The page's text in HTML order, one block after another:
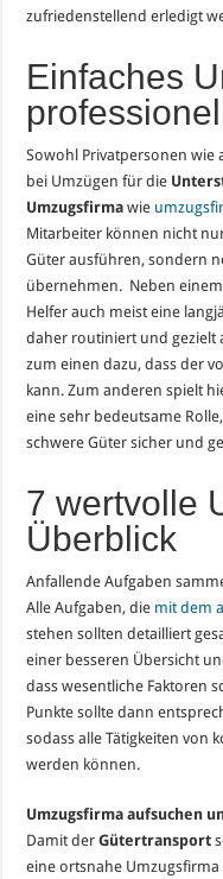
zufriedenstellend erledigt
Einfaches
Sowohl Privatpersonen
bei Umzügen für die
Umzugsfirma wie
Mitarbeiter können nicht
Güter ausführen, sondern
übernehmen. Neben
Helfer auch meist eine
daher routiniert und gezielt
zum einen dazu, dass der
kann. Zum anderen spielt
eine sehr bedeutsame
schwere Güter sicher und
7 wertvolle
Überblick
Anfallende Aufgaben
Alle Aufgaben, die mit dem
stehen sollten detailliert
einer besseren Übersicht
dass wesentliche Faktoren
Punkte sollte dann
sodass alle Tätigkeiten von
werden können.
Umzugsfirma aufsuchen
Damit derGütertransport
eine ortsnahe